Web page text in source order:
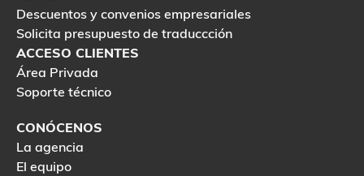
Descuentos y convenios empresariales
Solicita presupuesto de traduccción
ACCESO CLIENTES
Área Privada
Soporte técnico
CONÓCENOS
La agencia
El equipo